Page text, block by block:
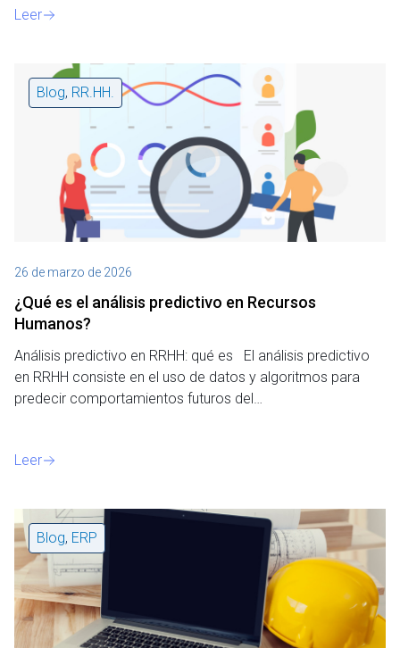
Leer
Blog, RR.HH.
26 de marzo de 2026
¿Qué es el análisis predictivo en Recursos
Humanos?
Análisis predictivo en RRHH: qué es El análisis predictivo
en RRHH consiste en el uso de datos y algoritmos para
predecir comportamientos futuros del…
Leer
Blog, ERP